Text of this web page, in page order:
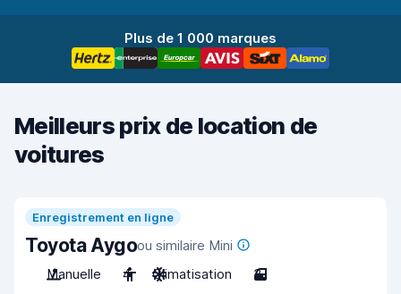
Plus de 1 000 marques
Meilleurs prix de location de
voitures
Enregistrement en ligne
Toyota Aygoou similaire Mini
Manuelle
4 Climatisation 3